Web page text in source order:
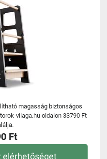
magasság biztonságos
vilaga.hu oldalon 33790 Ft
Ft
elérhetőséget